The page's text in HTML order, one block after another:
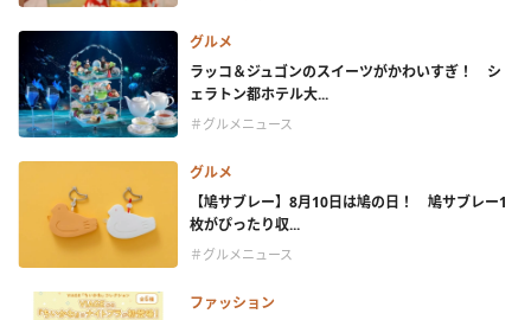
グルメ
ラッコ＆ジュゴンのスイーツがかわいすぎ！ シ
ェラトン都ホテル大...
＃グルメニュース
グルメ
【鳩サブレー】8月10日は鳩の日！ 鳩サブレー1
枚がぴったり収...
＃グルメニュース
ファッション